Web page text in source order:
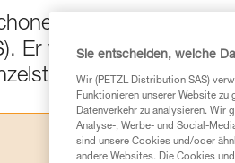
wurde für die
Er wurde aber auch –
(SRT/SRS)
Sie entscheiden, welche
Wir (PETZL Distribution SAS)
Funktionieren unserer Website
Datenverkehr zu analysieren. Wir
Analyse-, Werbe- und Social-
sind unsere Cookies und/oder
andere Websites. Die Cookies